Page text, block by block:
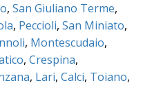
, San Giuliano Terme,
, Peccioli, San Miniato,
, Montescudaio,
, Crespina,
, Lari, Calci, Toiano,